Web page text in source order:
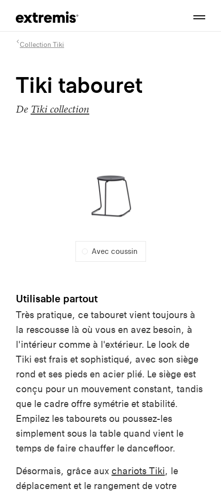
Collection Tiki
Tiki tabouret
De Tiki collection
Avec coussin
Utilisable partout
Très pratique, ce tabouret vient toujours à
la rescousse là où vous en avez besoin, à
l'intérieur comme à l'extérieur. Le look de
Tiki est frais et sophistiqué, avec son siège
rond et ses pieds en acier plié. Le siège est
conçu pour un mouvement constant, tandis
que le cadre offre symétrie et stabilité.
Empilez les tabourets ou poussez-les
simplement sous la table quand vient le
temps de faire chauffer le dancefloor.
Désormais, grâce aux chariots Tiki, le
déplacement et le rangement de votre